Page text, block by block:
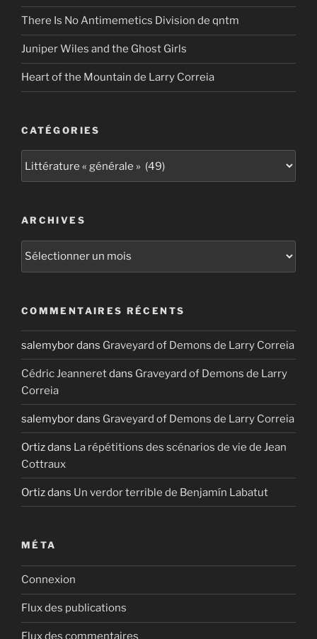
There Is No Antimemetics Division de qntm
Juniper Wiles and the Ghost Girls
Heart of the Mountain de Larry Correia
CATÉGORIES
ARCHIVES
COMMENTAIRES RÉCENTS
salemybordans Graveyard of Demons de Larry Correia
Cédric Jeanneretdans Graveyard of Demons de Larry
Correia
salemybordans Graveyard of Demons de Larry Correia
Ortizdans La répétitions des scénarios de vie de Jean
Cottraux
Ortizdans Un verdor terrible de Benjamín Labatut
MÉTA
Connexion
Flux des publications
Flux des commentaires